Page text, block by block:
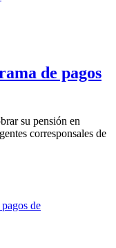
de pagos
su pensión en
corresponsales de